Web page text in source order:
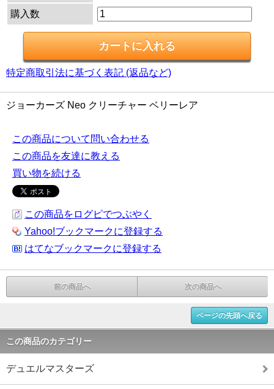
購入数
特定商取引法に基づく表記 (返品など)
ジョーカーズ Neo クリーチャー ベリーレア
この商品について問い合わせる
この商品を友達に教える
買い物を続ける
この商品をログピでつぶやく
Yahoo!ブックマークに登録する
はてなブックマークに登録する
前の商品へ 次の商品へ
ページの先頭へ戻る
この商品のカテゴリー
デュエルマスターズ